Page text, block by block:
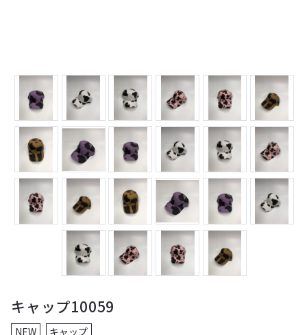
キャップ10059
NEW キャップ